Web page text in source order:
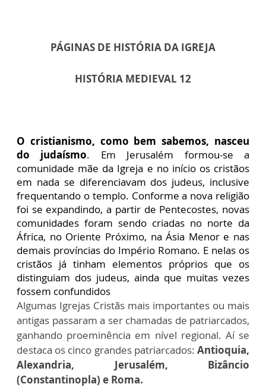
PÁGINAS DE HISTÓRIA DA IGREJA
HISTÓRIA MEDIEVAL 12
O cristianismo, como bem sabemos, nasceu
do judaísmo. Em Jerusalém formou-se a
comunidade mãe da Igreja e no início os cristãos
em nada se diferenciavam dos judeus, inclusive
frequentando o templo. Conforme a nova religião
foi se expandindo, a partir de Pentecostes, novas
comunidades foram sendo criadas no norte da
África, no Oriente Próximo, na Ásia Menor e nas
demais províncias do Império Romano. E nelas os
cristãos já tinham elementos próprios que os
distinguiam dos judeus, ainda que muitas vezes
fossem confundidos
Algumas Igrejas Cristãs mais importantes ou mais
antigas passaram a ser chamadas de patriarcados,
ganhando proeminência em nível regional. Aí se
destaca os cinco grandes patriarcados: Antioquia,
Alexandria, Jerusalém, Bizâncio
(Constantinopla) e Roma.